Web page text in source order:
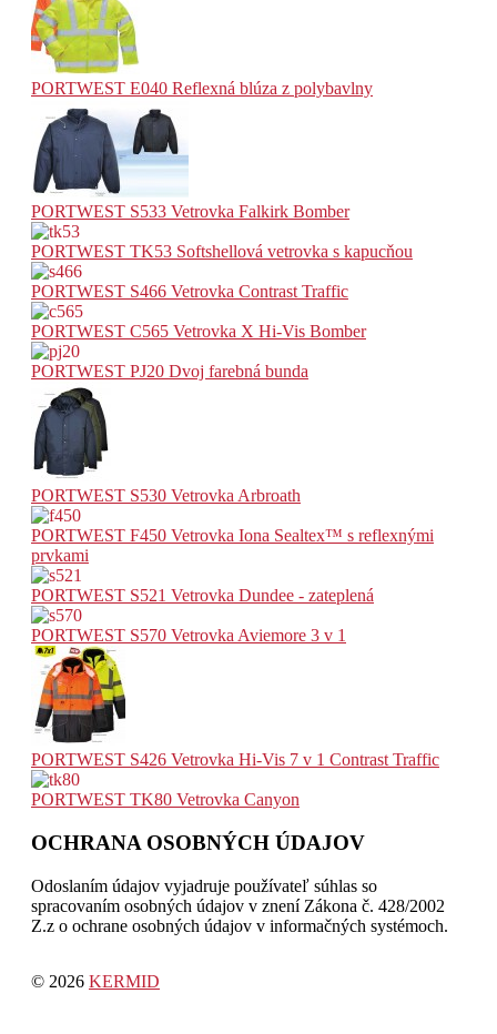
PORTWEST E040 Reflexná blúza z polybavlny
PORTWEST S533 Vetrovka Falkirk Bomber
PORTWEST TK53 Softshellová vetrovka s kapucňou
PORTWEST S466 Vetrovka Contrast Traffic
PORTWEST C565 Vetrovka X Hi-Vis Bomber
PORTWEST PJ20 Dvoj farebná bunda
PORTWEST S530 Vetrovka Arbroath
PORTWEST F450 Vetrovka Iona Sealtex™ s reflexnými
prvkami
PORTWEST S521 Vetrovka Dundee - zateplená
PORTWEST S570 Vetrovka Aviemore 3 v 1
PORTWEST S426 Vetrovka Hi-Vis 7 v 1 Contrast Traffic
PORTWEST TK80 Vetrovka Canyon
OCHRANA OSOBNÝCH ÚDAJOV
Odoslaním údajov vyjadruje používateľ súhlas so
spracovaním osobných údajov v znení Zákona č. 428/2002
Z.z o ochrane osobných údajov v informačných systémoch.
© 2026 KERMID